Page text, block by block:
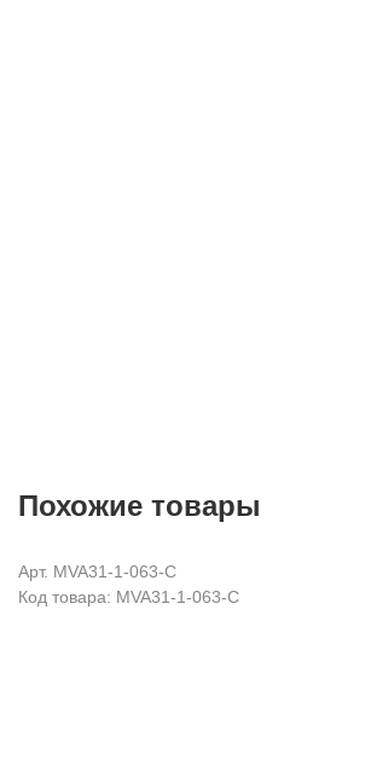
Похожие товары
Арт. MVA31-1-063-C
Код товара: MVA31-1-063-C